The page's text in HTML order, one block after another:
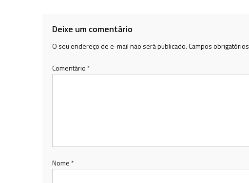
Deixe um comentário
O seu endereço de e-mail não será publicado.Campos
Comentário *
Nome *